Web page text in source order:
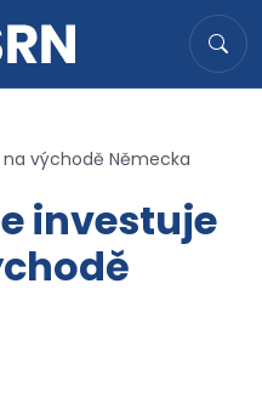
východě Německa
investuje